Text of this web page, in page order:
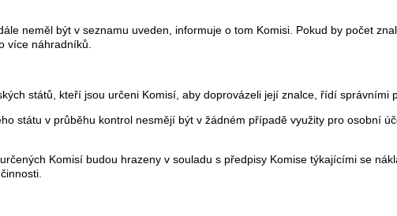
neměl být v seznamu uveden, informuje o tom Komisi. Pokud by počet
více náhradníků.
států, kteří jsou určeni Komisí, aby doprovázeli její znalce, řídí správními
státu v průběhu kontrol nesmějí být v žádném případě využity pro osobní
Komisí budou hrazeny v souladu s předpisy Komise týkajícími se